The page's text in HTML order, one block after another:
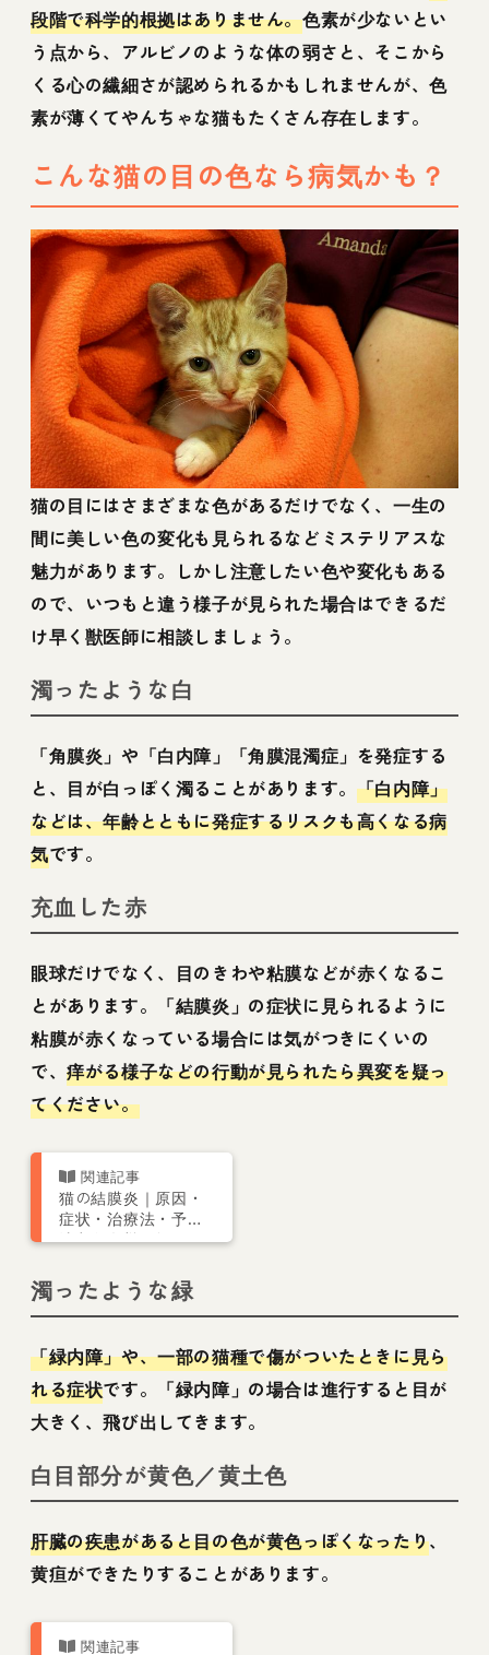
段階で科学的根拠はありません。色素が少ないとい
う点から、アルビノのような体の弱さと、そこから
くる心の繊細さが認められるかもしれませんが、色
素が薄くてやんちゃな猫もたくさん存在します。
こんな猫の目の色なら病気かも？
猫の目にはさまざまな色があるだけでなく、一生の
間に美しい色の変化も見られるなどミステリアスな
魅力があります。しかし注意したい色や変化もある
ので、いつもと違う様子が見られた場合はできるだ
け早く獣医師に相談しましょう。
濁ったような白
「角膜炎」や「白内障」「角膜混濁症」を発症する
と、目が白っぽく濁ることがあります。 「白内障」
などは、年齢とともに発症するリスクも高くなる病
気です。
充血した赤
眼球だけでなく、目のきわや粘膜などが赤くなるこ
とがあります。「結膜炎」の症状に見られるように
粘膜が赤くなっている場合には気がつきにくいの
で、痒がる様子などの行動が見られたら異変を疑っ
てください。
猫の結膜炎｜原因・
症状・治療法・予防
法などを獣医師が解
濁ったような緑
「緑内障」や、一部の猫種で傷がついたときに見ら
れる症状です。「緑内障」の場合は進行すると目が
大きく、飛び出してきます。
白目部分が黄色／黄土色
肝臓の疾患があると目の色が黄色っぽくなったり、
黄疸ができたりすることがあります。